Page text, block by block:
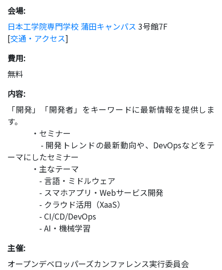
会場:
日本工学院専門学校 蒲田キャンパス 3号館7F
[交通・アクセス]
費用:
無料
内容:
「開発」「開発者」をキーワードに最新情報を提供しま
す。
・セミナー
- 開発トレンドの最新動向や、DevOpsなどをテ
ーマにしたセミナー
・主なテーマ
- 言語・ミドルウェア
- スマホアプリ・Webサービス開発
- クラウド活用（XaaS）
- CI/CD/DevOps
- AI・機械学習
主催:
オープンデベロッパーズカンファレンス実行委員会